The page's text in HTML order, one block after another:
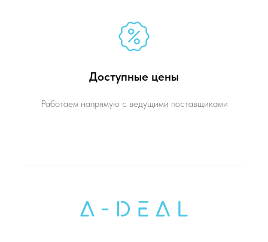
Доступные цены
Работаем напрямую с ведущими поставщиками